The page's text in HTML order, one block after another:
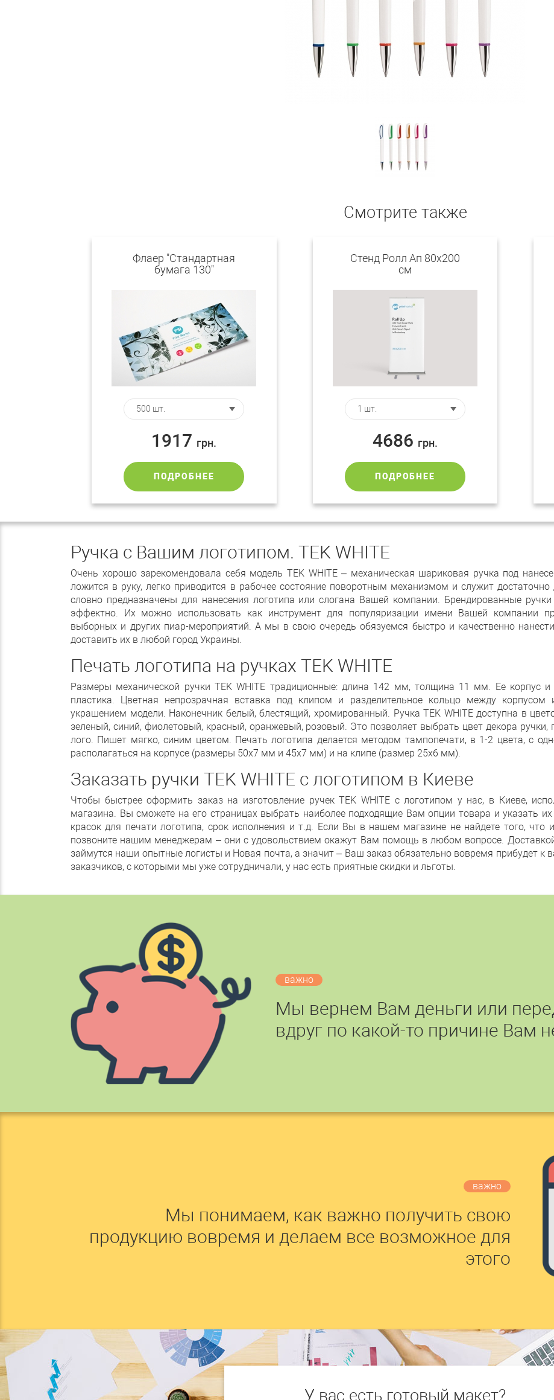
Смотрите также
Флаер "Стандартная
бумага 130"
1917 грн.
ПОДРОБНЕЕ
Стенд Ролл Ап 80х200
см
4686 грн.
ПОДРОБНЕЕ
Ручка с Вашим логотипом. TEK WHITE
Очень хорошо зарекомендовала себя модель TEK WHITE – механическая шариковая ручка под
ложится в руку, легко приводится в рабочее состояние поворотным механизмом и служит
словно предназначены для нанесения логотипа или слогана Вашей компании. Брендированные
эффектно. Их можно использовать как инструмент для популяризации имени Вашей компании
выборных и других пиар-мероприятий. А мы в свою очередь обязуемся быстро и качественно
доставить их в любой город Украины.
Печать логотипа на ручках TEK WHITE
Размеры механической ручки TEK WHITE традиционные: длина 142 мм, толщина 11 мм. Ее корпус и
пластика. Цветная непрозрачная вставка под клипом и разделительное кольцо между
украшением модели. Наконечник белый, блестящий, хромированный. Ручка TEK WHITE доступна в
зеленый, синий, фиолетовый, красный, оранжевый, розовый. Это позволяет выбрать цвет декора
лого. Пишет мягко, синим цветом. Печать логотипа делается методом тампопечати, в 1-2 цвета, с
располагаться на корпусе (размеры 50х7 мм и 45х7 мм) и на клипе (размер 25х6 мм).
Заказать ручки TEK WHITE с логотипом в Киеве
Чтобы быстрее оформить заказ на изготовление ручек TEK WHITE с логотипом у нас, в Киеве,
магазина. Вы сможете на его страницах выбрать наиболее подходящие Вам опции товара и указать их
красок для печати логотипа, срок исполнения и т.д. Если Вы в нашем магазине не найдете того, что
позвоните нашим менеджерам – они с удовольствием окажут Вам помощь в любом вопросе.
займутся наши опытные логисты и Новая почта, а значит – Ваш заказ обязательно вовремя прибудет к
заказчиков, с которыми мы уже сотрудничали, у нас есть приятные скидки и льготы.
важно
Мы вернем Вам деньги или
вдруг по какой-то причине Вам
важно
Мы понимаем, как важно получить свою
продукцию вовремя и делаем все возможное для
этого
У вас есть готовый макет?